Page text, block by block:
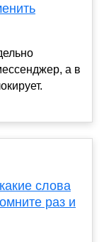
а в
слова
раз и